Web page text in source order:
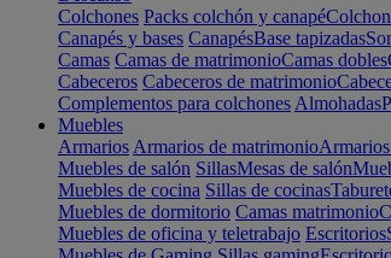
Colchones Packs colchón y canapé
Canapés y bases CanapésBase tapizadas
Camas Camas de matrimonioCamas dobles
Cabeceros Cabeceros de matrimonio
Complementos para colchones Almohadas
Muebles
Armarios Armarios de matrimonio
Muebles de salón SillasMesas de salón
Muebles de cocina Sillas de cocinas
Muebles de dormitorio Camas matrimonio
Muebles de oficina y teletrabajo Escritorios